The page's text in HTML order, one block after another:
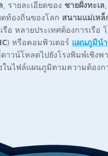
, รายละเอียดของ ชายฝั่งทะเล
ดท้องถิ่นของโลก สนามแม่เหล็
อ หลายประเทศต้องการเรื
) หรือคอมพิวเตอร์ แผนภูมินำ
าวน์โหลดไปยังโรงพิมพ์เชิ
ในไฟล์แผนภูมิตามความต้อง